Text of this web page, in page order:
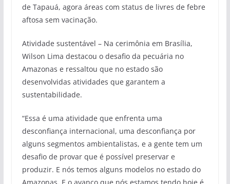
de Tapauá, agora áreas com status de livres de febre
aftosa sem vacinação.
Atividade sustentável – Na cerimônia em Brasília,
Wilson Lima destacou o desafio da pecuária no
Amazonas e ressaltou que no estado são
desenvolvidas atividades que garantem a
sustentabilidade.
“Essa é uma atividade que enfrenta uma
desconfiança internacional, uma desconfiança por
alguns segmentos ambientalistas, e a gente tem um
desafio de provar que é possível preservar e
produzir. E nós temos alguns modelos no estado do